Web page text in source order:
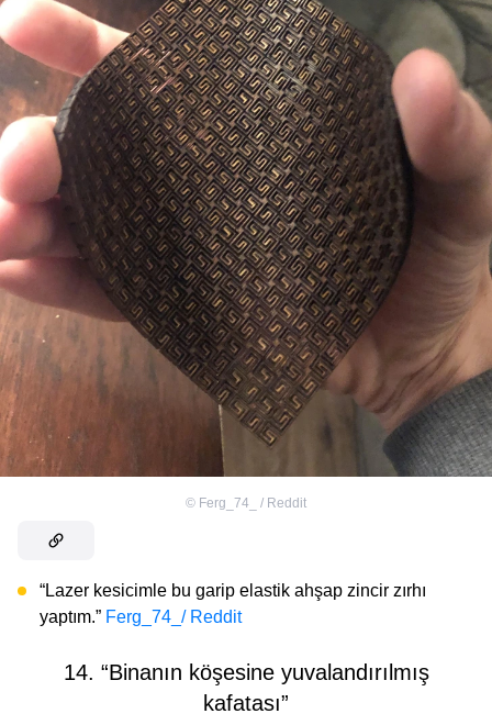
© Ferg_74_ / Reddit
“Lazer kesicimle bu garip elastik ahşap zincir zırhı
yaptım.” Ferg_74_/ Reddit
14. “Binanın köşesine yuvalandırılmış
kafatası”